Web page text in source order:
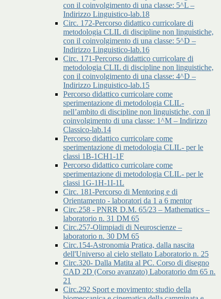
con il coinvolgimento di una classe: 5^L –
Indirizzo Linguistico-lab.18
Circ. 172-Percorso didattico curricolare di
metodologia CLIL di discipline non linguistiche,
con il coinvolgimento di una classe: 5^D –
Indirizzo Linguistico-lab.16
Circ. 171-Percorso didattico curricolare di
metodologia CLIL di discipline non linguistiche,
con il coinvolgimento di una classe: 4^D –
Indirizzo Linguistico-lab.15
Percorso didattico curricolare come
sperimentazione di metodologia CLIL-
nell’ambito di discipline non linguistiche, con il
coinvolgimento di una classe: 1^M – Indirizzo
Classico-lab.14
Percorso didattico curricolare come
sperimentazione di metodologia CLIL- per le
classi 1B-1CH1-1F
Percorso didattico curricolare come
sperimentazione di metodologia CLIL- per le
classi 1G-1H-1I-1L
Circ. 181-Percorso di Mentoring e di
Orientamento - laboratori da 1 a 6 mentor
Circ.258 - PNRR D.M. 65/23 – Mathematics –
laboratorio n. 31 DM 65
Circ.257-Olimpiadi di Neuroscienze –
laboratorio n. 30 DM 65
Circ.154-Astronomia Pratica, dalla nascita
dell'Universo al cielo stellato Laboratorio n. 25
Circ.320- Dalla Matita al PC. Corso di disegno
CAD 2D (Corso avanzato) Laboratorio dm 65 n.
21
Circ.292 Sport e movimento: studio della